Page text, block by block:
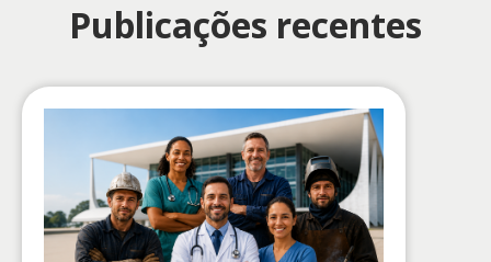
Publicações recentes